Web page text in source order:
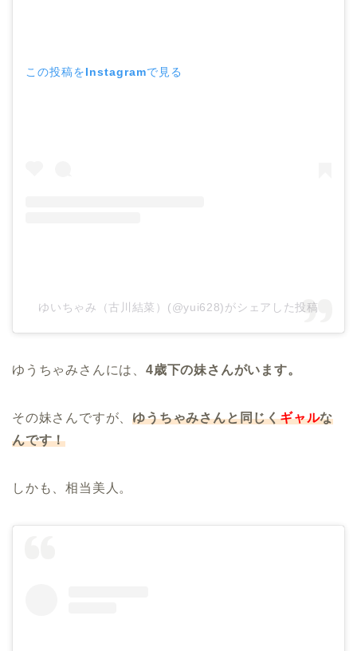
この投稿をInstagramで見る
ゆいちゃみ（古川結菜）(@yui628)がシェアした投稿
ゆうちゃみさんには、 4歳下の妹さんがいます。
その妹さんですが、ゆうちゃみさんと同じくギャルな
んです！
しかも、相当美人。